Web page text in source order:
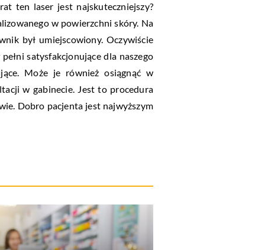
ten laser jest najskuteczniejszy?
w powierzchni skóry. Na
był umiejscowiony. Oczywiście
satysfakcjonujące dla naszego
Może je również osiągnąć w
w gabinecie. Jest to procedura
Dobro pacjenta jest najwyższym